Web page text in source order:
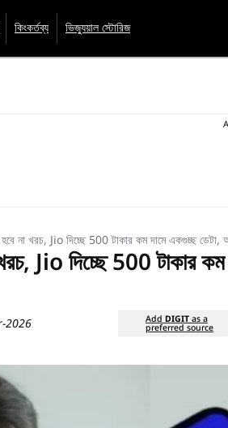
কিংকর্তব্য ভিজ্যুয়াল স্টোরিজ
না খরচ, Jio দিচ্ছে 500 টাকার কম দামে একগুচ্ছ ডেটা,
Jio দিচ্ছে 500 টাকার
2026 Add DIGIT as a
preferred source